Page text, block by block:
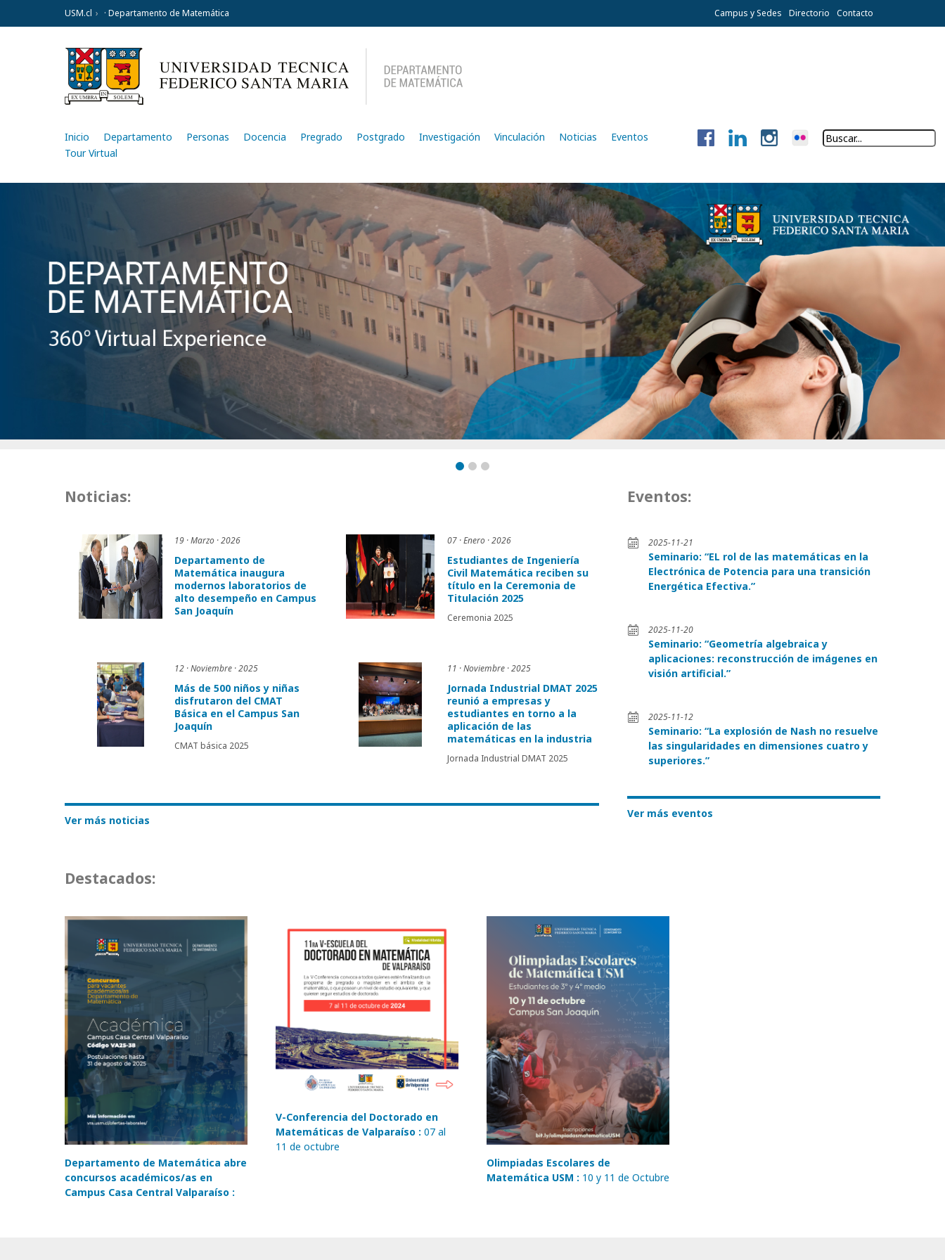
USM.cl · Departamento de Matemática Campus y Sedes Directorio Contacto
Inicio Departamento Personas Docencia Pregrado Postgrado Investigación Vinculación Noticias
Eventos
Tour Virtual
Noticias:
19 · Marzo · 2026
Departamento de
Matemática inaugura
modernos laboratorios de
alto desempeño en Campus
San Joaquín
07 · Enero · 2026
Estudiantes de Ingeniería
Civil Matemática reciben su
título en la Ceremonia de
Titulación 2025
Ceremonia 2025
12 · Noviembre · 2025
Más de 500 niños y niñas
disfrutaron del CMAT
Básica en el Campus San
Joaquín
CMAT básica 2025
11 · Noviembre · 2025
Jornada Industrial DMAT 2025
reunió a empresas y
estudiantes en torno a la
aplicación de las
matemáticas en la industria
Jornada Industrial DMAT 2025
Ver más noticias
Eventos:
2025-11-21
Seminario: “EL rol de las matemáticas en la
Electrónica de Potencia para una transición
Energética Efectiva.”
2025-11-20
Seminario: “Geometría algebraica y
aplicaciones: reconstrucción de imágenes en
visión artificial.”
2025-11-12
Seminario: “La explosión de Nash no resuelve
las singularidades en dimensiones cuatro y
superiores.”
Ver más eventos
Destacados:
Departamento de Matemática abre
concursos académicos/as en
Campus Casa Central Valparaíso :
V-Conferencia del Doctorado en
Matemáticas de Valparaíso : 07 al
11 de octubre
Olimpiadas Escolares de
Matemática USM : 10 y 11 de Octubre